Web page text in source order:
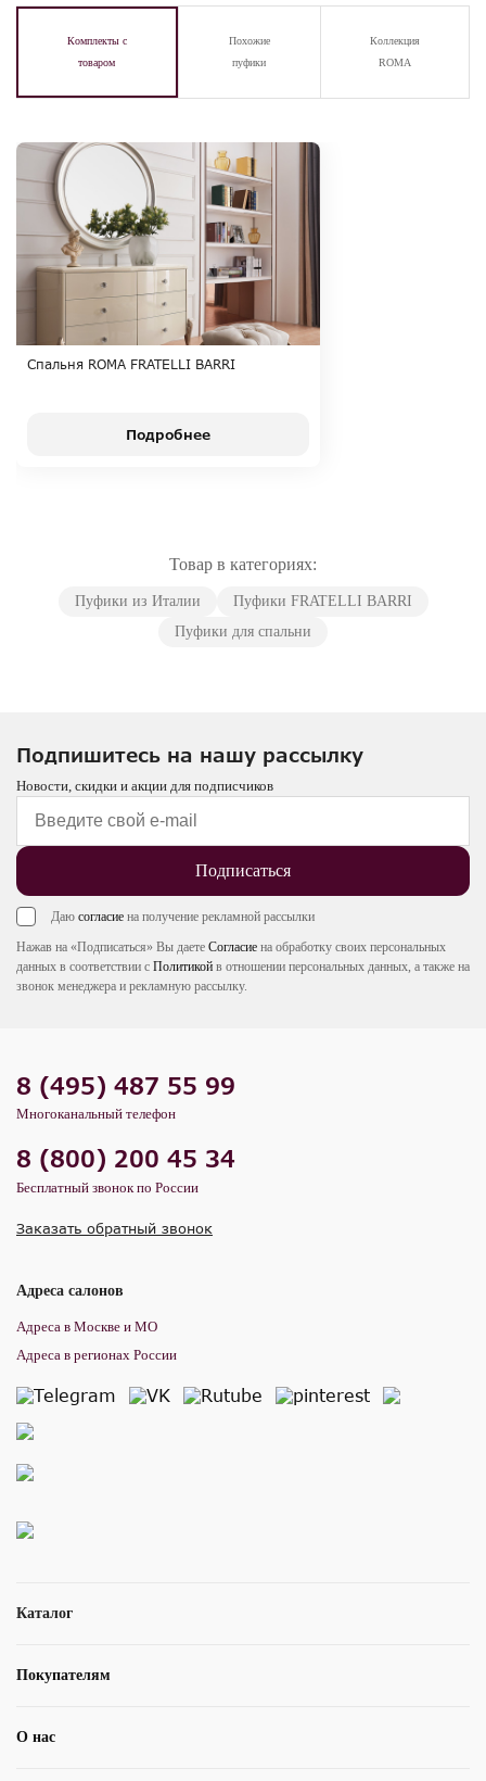
Комплекты с
товаром
Похожие
пуфики
Коллекция
ROMA
Спальня ROMA FRATELLI BARRI
Подробнее
Товар в категориях:
Пуфики из Италии
Пуфики FRATELLI BARRI
Пуфики для спальни
Подпишитесь на нашу рассылку
Новости, скидки и акции для подписчиков
Подписаться
Даю согласие на получение рекламной рассылки
Нажав на «Подписаться» Вы даете Согласие на обработку своих персональных
данных в соответствии с Политикой в отношении персональных данных, а также на
звонок менеджера и рекламную рассылку.
Каталог
Покупателям
О нас
8 (495) 487 55 99
Многоканальный телефон
8 (800) 200 45 34
Бесплатный звонок по России
Заказать обратный звонок
Адреса салонов
Адреса в Москве и МО
Адреса в регионах России